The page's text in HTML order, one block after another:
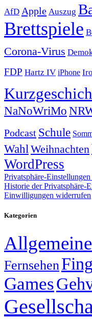
AfD Apple Auszug
Brettspiele
Corona-Virus
FDP Hartz IV iPhone
NaNoWriMo
Podcast Schule
Wahl Weihnachten
WordPress
Privatsphäre-Einstellungen
Historie der Privatsphäre-
Einwilligungen widerrufen
Kategorien
Fernsehen
Games